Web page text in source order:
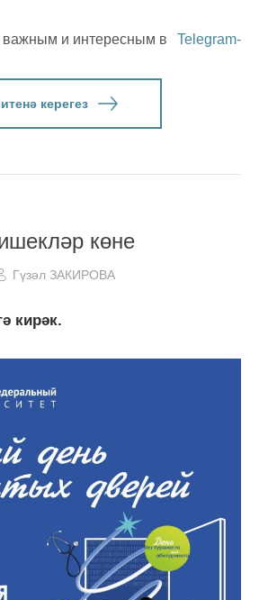
и интересным в
Telegram-
керегез
көне
Гүзәл ЗАКИРОВА
кирәк.